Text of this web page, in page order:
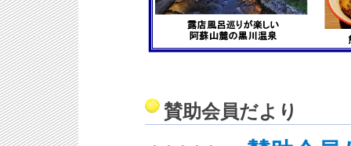
賛助会員だより